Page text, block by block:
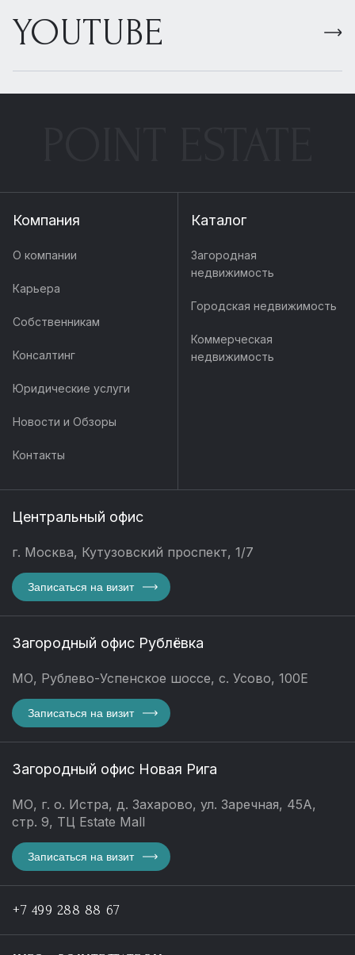
YOUTUBE
Компания
О компании
Карьера
Собственникам
Консалтинг
Юридические услуги
Новости и Обзоры
Контакты
Каталог
Загородная
недвижимость
Городская недвижимость
Коммерческая
недвижимость
Центральный офис
г. Москва, Кутузовский проспект, 1/7
Записаться на визит
Загородный офис Рублёвка
МО, Рублево-Успенское шоссе, с. Усово, 100Е
Записаться на визит
Загородный офис Новая Рига
МО, г. о. Истра, д. Захарово, ул. Заречная, 45А,
стр. 9, ТЦ Estate Mall
Записаться на визит
+7 499 288 88 67